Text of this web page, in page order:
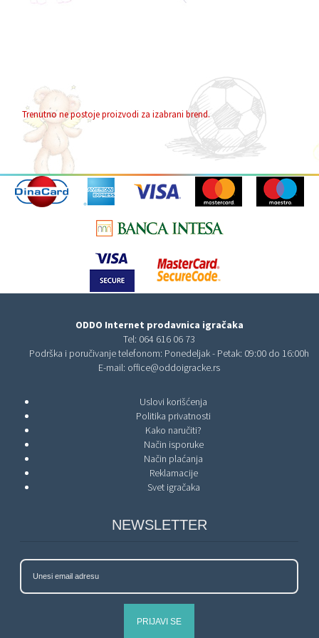
Trenutno ne postoje proizvodi za izabrani brend.
ODDO Internet prodavnica igračaka
Tel: 064 616 06 73
Podrška i poručivanje telefonom: Ponedeljak - Petak: 09:00 do 16:00h
E-mail: office@oddoigracke.rs
Uslovi korišćenja
Politika privatnosti
Kako naručiti?
Način isporuke
Način plaćanja
Reklamacije
Svet igračaka
NEWSLETTER
PRIJAVI SE